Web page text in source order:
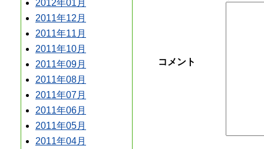
2012年01月
2011年12月
2011年11月
2011年10月
2011年09月
2011年08月
2011年07月
2011年06月
2011年05月
2011年04月
コメント